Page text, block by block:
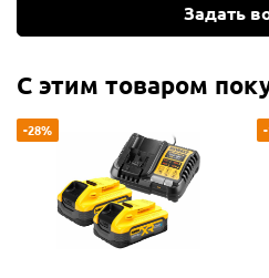
Задать
С этим товаром
-28%